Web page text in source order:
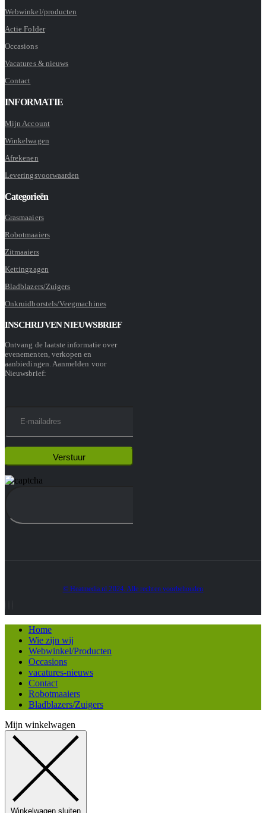
Webwinkel/producten
Actie Folder
Occasions
Vacatures & nieuws
Contact
INFORMATIE
Mijn Account
Winkelwagen
Afrekenen
Leveringsvoorwaarden
Categorieën
Grasmaaiers
Robotmaaiers
Zitmaaiers
Kettingzagen
Bladblazers/Zuigers
Onkruidborstels/Veegmachines
INSCHRIJVEN NIEUWSBRIEF
Ontvang de laatste informatie over
evenementen, verkopen en
aanbiedingen. Aanmelden voor
Nieuwsbrief:
© Heatmedia.nl 2024. Alle rechten voorbehouden
Home
Wie zijn wij
Webwinkel/Producten
Occasions
vacatures-nieuws
Contact
Robotmaaiers
Bladblazers/Zuigers
Mijn winkelwagen
Winkelwagen sluiten